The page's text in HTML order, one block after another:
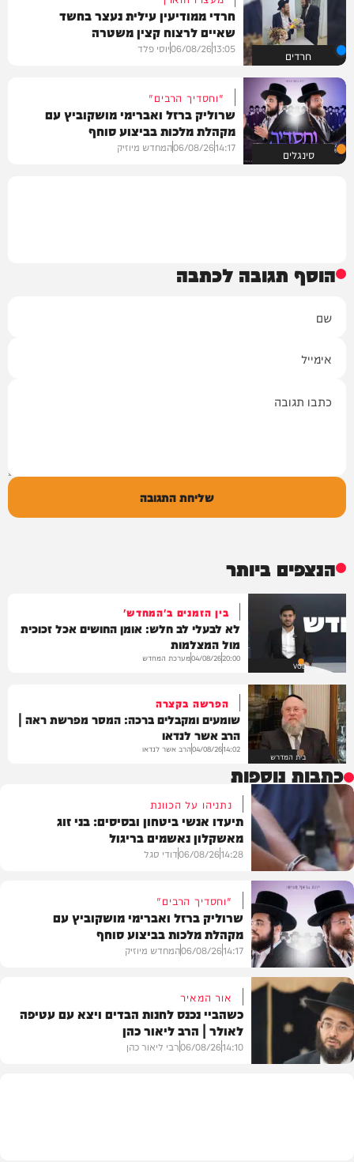
חרדים
חרדי ממודיעין עילית נעצר בחשד
שאיים לרצוח קצין משטרה
13:05
06/08/26יוסי פלד
סינגלים
"וחסדיך הרבים"
שרוליק ברזל ואברימי מושקוביץ עם
מקהלת מלכות בביצוע סוחף
14:17
06/08/26המחדש מיוזיק
הוסף תגובה לכתבה
שליחת התגובה
הנצפים ביותר
VOD
בין הזמנים ב'המחדש'
לא לבעלי לב חלש: אומן החושים אכל זכוכית
מול המצלמות
20:00
04/08/26מערכת המחדש
בית המדרש
הפרשה בקצרה
שומעים ומקבלים ברכה: המסר מפרשת ראה |
הרב אשר לנדאו
14:02
04/08/26הרב אשר לנדאו
כתבות נוספות
משפט
נתניהו על הכוונת
תיעדו אנשי ביטחון ובסיסים: בני זוג
מאשקלון נאשמים בריגול
14:28
06/08/26דודי סגל
סינגלים
"וחסדיך הרבים"
שרוליק ברזל ואברימי מושקוביץ עם
מקהלת מלכות בביצוע סוחף
14:17
06/08/26המחדש מיוזיק
אור המאיר
כשהביי נכנס לחנות הבדים ויצא עם עטיפה
לאולר | הרב ליאור כהן
14:10
06/08/26רבי ליאור כהן